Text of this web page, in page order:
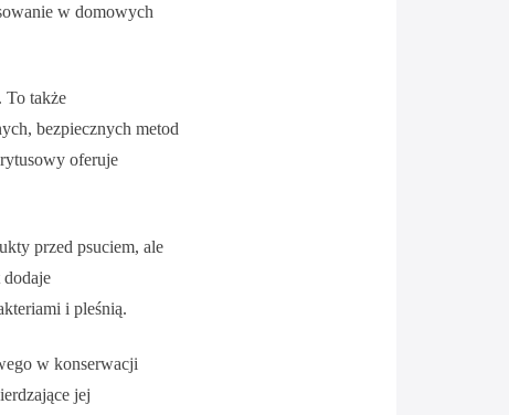
w domowych
To także
bezpiecznych metod
oferuje
przed psuciem, ale
dodaje
i pleśnią.
w konserwacji
jej